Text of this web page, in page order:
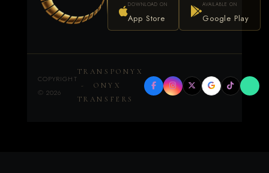
DOWNLOAD ON
App Store
AVAILABLE ON
Google Play
COPYRIGHT
© 2026
TRANSPONYX
- ONYX
TRANSFERS